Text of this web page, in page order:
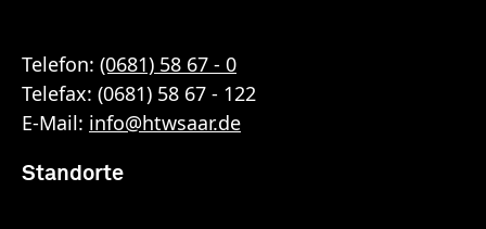
Telefon: (0681) 58 67 - 0
Telefax: (0681) 58 67 - 122
E-Mail: info@htwsaar.de
Standorte